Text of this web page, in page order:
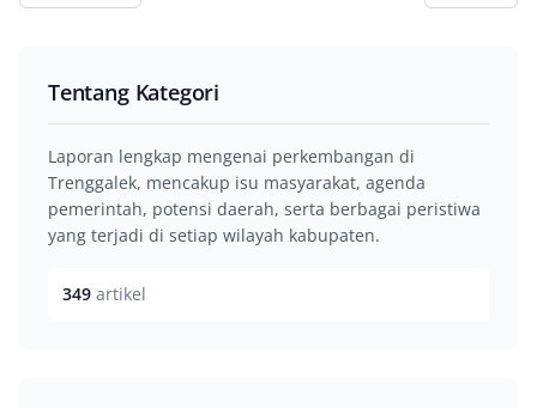
Tentang Kategori
Laporan lengkap mengenai perkembangan di
Trenggalek, mencakup isu masyarakat, agenda
pemerintah, potensi daerah, serta berbagai peristiwa
yang terjadi di setiap wilayah kabupaten.
349 artikel